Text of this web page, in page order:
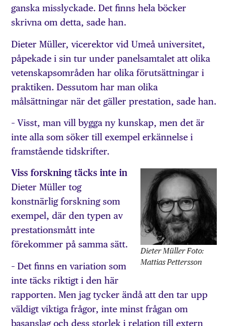
ganska misslyckade. Det finns hela böcker
skrivna om detta, sade han.
Dieter Müller, vicerektor vid Umeå universitet,
påpekade i sin tur under panelsamtalet att olika
vetenskapsområden har olika förutsättningar i
praktiken. Dessutom har man olika
målsättningar när det gäller prestation, sade han.
– Visst, man vill bygga ny kunskap, men det är
inte alla som söker till exempel erkännelse i
framstående tidskrifter.
Dieter Müller Foto:
Mattias Pettersson
Viss forskning täcks inte in
Dieter Müller tog
konstnärlig forskning som
exempel, där den typen av
prestationsmått inte
förekommer på samma sätt.
– Det finns en variation som
inte täcks riktigt i den här
rapporten. Men jag tycker ändå att den tar upp
väldigt viktiga frågor, inte minst frågan om
basanslag och dess storlek i relation till extern